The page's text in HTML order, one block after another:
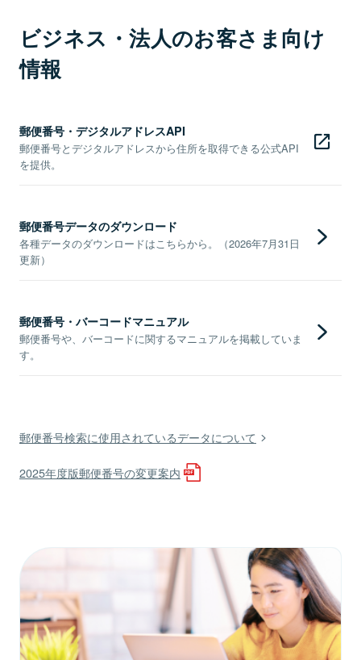
ビジネス・法人のお客さま向け
情報
郵便番号・デジタルアドレスAPI
郵便番号とデジタルアドレスから住所を取得できる公式API
を提供。
郵便番号データのダウンロード
各種データのダウンロードはこちらから。（2026年7月31日
更新）
郵便番号・バーコードマニュアル
郵便番号や、バーコードに関するマニュアルを掲載していま
す。
郵便番号検索に使用されているデータについて
2025年度版郵便番号の変更案内